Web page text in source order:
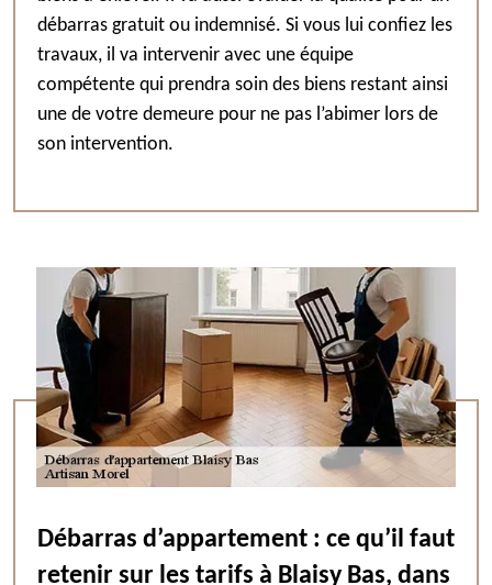
débarras gratuit ou indemnisé. Si vous lui confiez les
travaux, il va intervenir avec une équipe
compétente qui prendra soin des biens restant ainsi
une de votre demeure pour ne pas l’abimer lors de
son intervention.
Débarras d’appartement : ce qu’il faut
retenir sur les tarifs à Blaisy Bas, dans